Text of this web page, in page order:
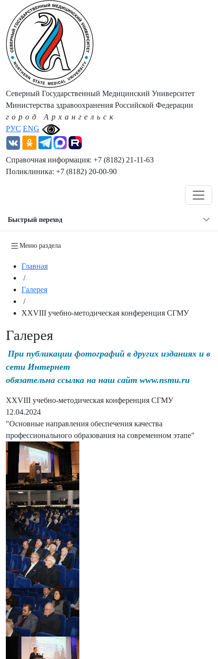
РУС ENG
Северный Государственный Медицинский Университет
Министерства здравоохранения Российской Федерации
город Архангельск
Справочная информация: +7 (8182) 21-11-63
Поликлиника: +7 (8182) 20-00-90
Быстрый переход
Меню раздела
Главная
/
Галерея
/
XXVIII учебно-методическая конференция СГМУ
Галерея
При публикации фотографий в других изданиях и в
сети Интернет
обязательна ссылка на наш сайт www.nsmu.ru
XXVIII учебно-методическая конференция СГМУ
12.04.2024
"Основные направления обеспечения качества
профессионального образования на современном этапе"